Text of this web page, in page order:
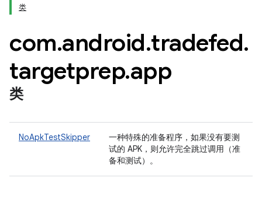
类
com.android.tradefed.
targetprep.app
类
NoApkTestSkipper
一种特殊的准备程序，如果没有要测
试的 APK，则允许完全跳过调用（准
备和测试）。